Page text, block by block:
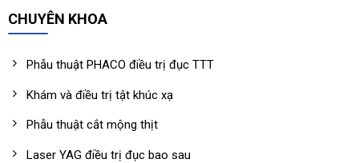
CHUYÊN KHOA
Phẫu thuật PHACO điều trị đục TTT
Khám và điều trị tật khúc xạ
Phẫu thuật cắt mộng thịt
Laser YAG điều trị đục bao sau